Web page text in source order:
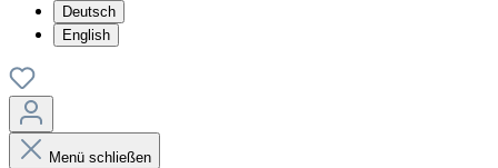
Deutsch
English
Menü schließen